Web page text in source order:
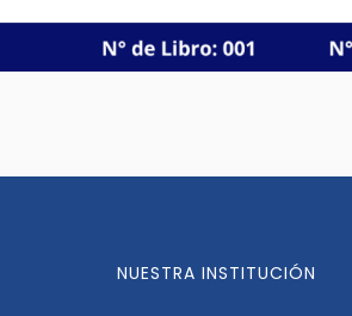
NUESTRA INSTITUCIÓN